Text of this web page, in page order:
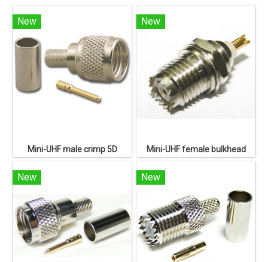
New
Mini-UHF male crimp 5D
New
Mini-UHF female bulkhead
New New